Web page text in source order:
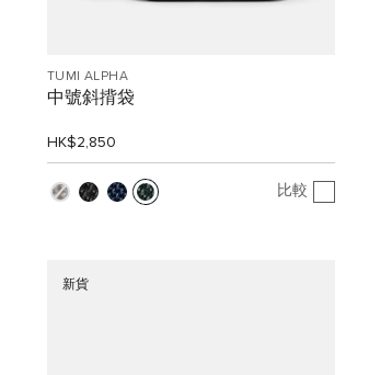
TUMI ALPHA
中號斜揹袋
HK$2,850
比較
新貨